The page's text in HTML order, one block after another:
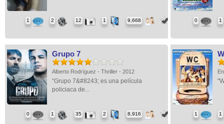
1 2 12 1 9,668 0 1
Grupo 7
Alberto Rodríguez - Thriller - 2012
“Grupo 7&#8243; es una película
policiaca de...
0 1 35 2 8,916 1 1